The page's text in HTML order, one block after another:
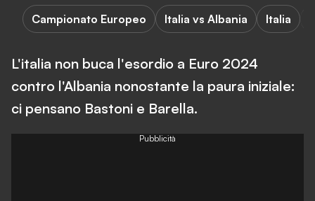
Campionato Europeo Italia vs Albania Italia
L'italia non buca l'esordio a Euro 2024
contro l'Albania nonostante la paura iniziale:
ci pensano Bastoni e Barella.
Pubblicità